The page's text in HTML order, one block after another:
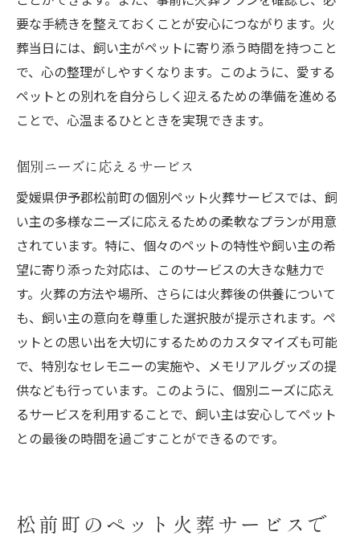
要な手続きを整えておくことが安心につながります。火
葬当日には、飼い主がペットに寄り添う時間を持つこと
で、心の整理がしやすくなります。このように、愛する
ペットとの別れを自分らしく迎えるための準備を進める
ことで、心温まるひとときを実現できます。
個別ニーズに応えるサービス
愛媛県伊予郡松前町の個別ペット火葬サービスでは、飼
い主の多様なニーズに応えるための柔軟なプランが用意
されています。特に、個々のペットの特性や飼い主の希
望に寄り添った対応は、このサービスの大きな魅力で
す。火葬の方法や場所、さらには火葬後の供養について
も、飼い主の意向を尊重した選択肢が提示されます。ペ
ットとの思い出を大切にするためのカスタマイズも可能
で、特別なセレモニーの実施や、メモリアルグッズの提
供なども行っています。このように、個別ニーズに応え
るサービスを利用することで、飼い主は安心してペット
との最後の時間を過ごすことができるのです。
松前町のペット火葬サービスで